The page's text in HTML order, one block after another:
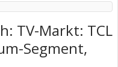
TV-Markt: TCL
Segment,